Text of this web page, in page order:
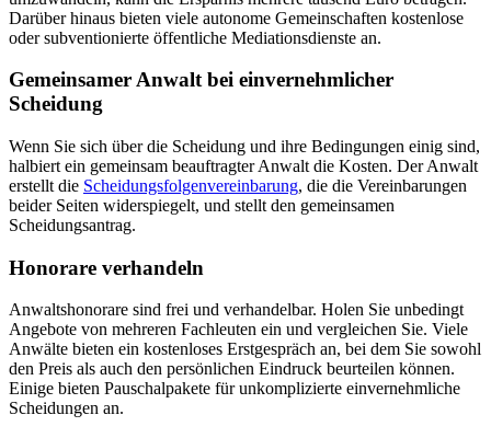
Darüber hinaus bieten viele autonome Gemeinschaften kostenlose
oder subventionierte öffentliche Mediationsdienste an.
Gemeinsamer Anwalt bei einvernehmlicher
Scheidung
Wenn Sie sich über die Scheidung und ihre Bedingungen einig sind,
halbiert ein gemeinsam beauftragter Anwalt die Kosten. Der Anwalt
erstellt die Scheidungsfolgenvereinbarung, die die Vereinbarungen
beider Seiten widerspiegelt, und stellt den gemeinsamen
Scheidungsantrag.
Honorare verhandeln
Anwaltshonorare sind frei und verhandelbar. Holen Sie unbedingt
Angebote von mehreren Fachleuten ein und vergleichen Sie. Viele
Anwälte bieten ein kostenloses Erstgespräch an, bei dem Sie sowohl
den Preis als auch den persönlichen Eindruck beurteilen können.
Einige bieten Pauschalpakete für unkomplizierte einvernehmliche
Scheidungen an.